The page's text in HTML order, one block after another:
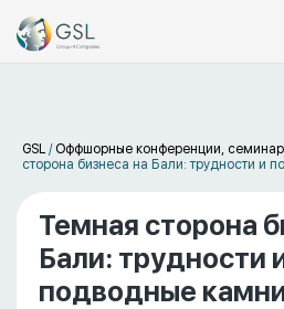
GSL / Оффшорные конференции,
сторона бизнеса на Бали: трудности и
Темная сторона
Бали: трудности
подводные